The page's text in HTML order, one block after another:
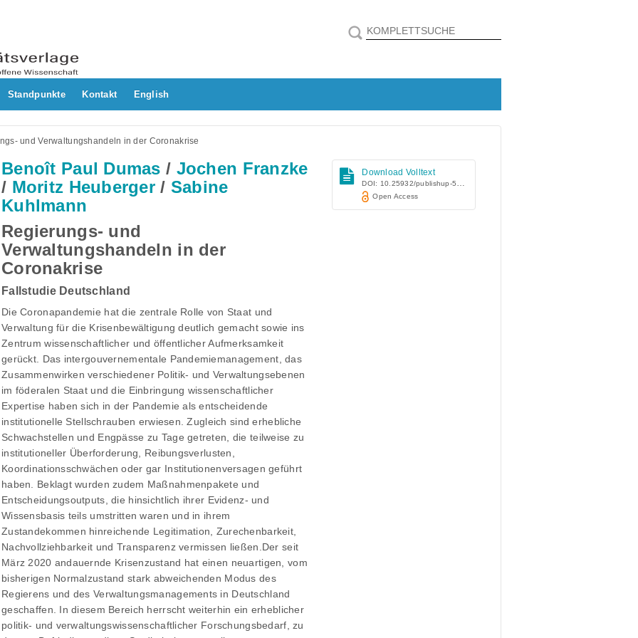
Standpunkte Kontakt English
und Verwaltungshandeln in der Coronakrise
Benoît Paul Dumas / Jochen Franzke
/ Moritz Heuberger / Sabine
Kuhlmann
Regierungs- und
Verwaltungshandeln in der
Coronakrise
Fallstudie Deutschland
Die Coronapandemie hat die zentrale Rolle von Staat und
Verwaltung für die Krisenbewältigung deutlich gemacht sowie ins
Zentrum wissenschaftlicher und öffentlicher Aufmerksamkeit
gerückt. Das intergouvernementale Pandemiemanagement, das
Zusammenwirken verschiedener Politik- und Verwaltungsebenen
im föderalen Staat und die Einbringung wissenschaftlicher
Expertise haben sich in der Pandemie als entscheidende
institutionelle Stellschrauben erwiesen. Zugleich sind erhebliche
Schwachstellen und Engpässe zu Tage getreten, die teilweise zu
institutioneller Überforderung, Reibungsverlusten,
Koordinationsschwächen oder gar Institutionenversagen geführt
haben. Beklagt wurden zudem Maßnahmenpakete und
Entscheidungsoutputs, die hinsichtlich ihrer Evidenz- und
Wissensbasis teils umstritten waren und in ihrem
Zustandekommen hinreichende Legitimation, Zurechenbarkeit,
Nachvollziehbarkeit und Transparenz vermissen ließen.Der seit
März 2020 andauernde Krisenzustand hat einen neuartigen, vom
bisherigen Normalzustand stark abweichenden Modus des
Regierens und des Verwaltungsmanagements in Deutschland
geschaffen. In diesem Bereich herrscht weiterhin ein erheblicher
politik- und verwaltungswissenschaftlicher Forschungsbedarf, zu
Download Volltext
DOI: 10.25932/publishup-56646
Open Access